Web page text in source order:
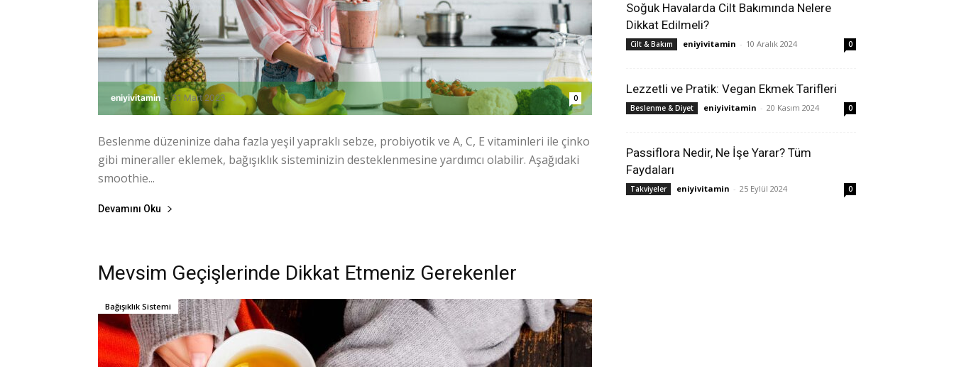
eniyivitamin - 31 Mart 2023 0
Beslenme düzeninize daha fazla yeşil yapraklı sebze, probiyotik ve A, C, E vitaminleri ile çinko
gibi mineraller eklemek, bağışıklık sisteminizin desteklenmesine yardımcı olabilir. Aşağıdaki
smoothie...
Devamını Oku
Mevsim Geçişlerinde Dikkat Etmeniz Gerekenler
Bağışıklık Sistemi
Soğuk Havalarda Cilt Bakımında Nelere
Dikkat Edilmeli?
Cilt & Bakım eniyivitamin - 10 Aralık 2024 0
Lezzetli ve Pratik: Vegan Ekmek Tarifleri
Beslenme & Diyet eniyivitamin - 20 Kasım 2024 0
Passiflora Nedir, Ne İşe Yarar? Tüm
Faydaları
Takviyeler eniyivitamin - 25 Eylül 2024 0